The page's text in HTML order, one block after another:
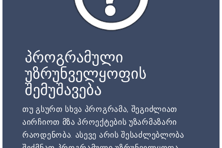
პროგრამული
უზრუნველყოფის
შემუშავება
თუ გსურთ სხვა პროგრამა, შეგიძლიათ
აირჩიოთ მზა პროექტების უზარმაზარი
რაოდენობა. ასევე არის შესაძლებლობა